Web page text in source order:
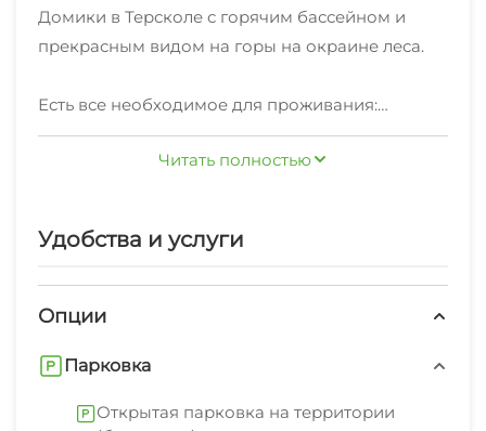
Домики в Терсколе с горячим бассейном и
прекрасным видом на горы на окраине леса.
Есть все необходимое для проживания:
•кухонная зона
•тапочки и ванные принадлежности
проживания, лучший способ расслабиться в
инфраструктура.
Читать полностью
Удобства и услуги
Опции
Парковка
Открытая парковка на территории